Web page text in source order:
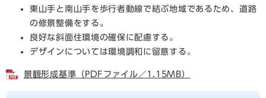
東山手と南山手を歩行者動線で結ぶ地域であるため、道路
の修景整備をする。
良好な斜面住環境の確保に配慮する。
デザインについては環境調和に留意する。
景観形成基準（PDFファイル／1.15MB）